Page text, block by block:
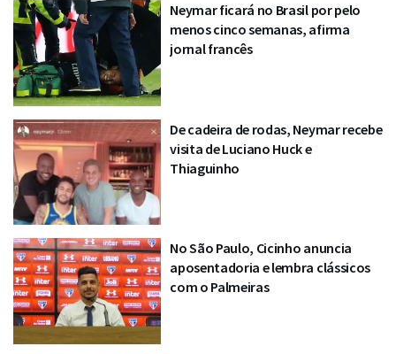
Neymar ficará no Brasil por pelo
menos cinco semanas, afirma
jornal francês
De cadeira de rodas, Neymar recebe
visita de Luciano Huck e
Thiaguinho
No São Paulo, Cicinho anuncia
aposentadoria e lembra clássicos
com o Palmeiras